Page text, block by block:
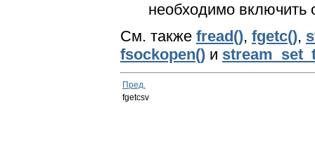
необходимо
См. также fread(), fgetc(),
fsockopen() и
Пред.
fgetcsv